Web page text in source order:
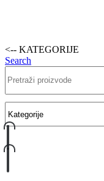
<-- KATEGORIJE
Search